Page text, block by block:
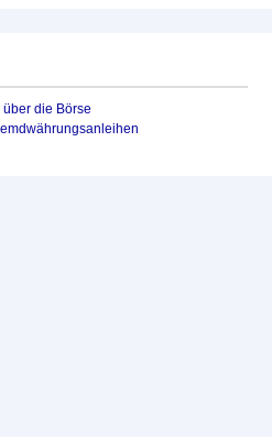
die Börse